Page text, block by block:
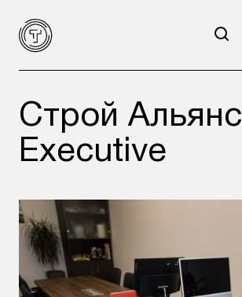
Строй Альянс
Executive